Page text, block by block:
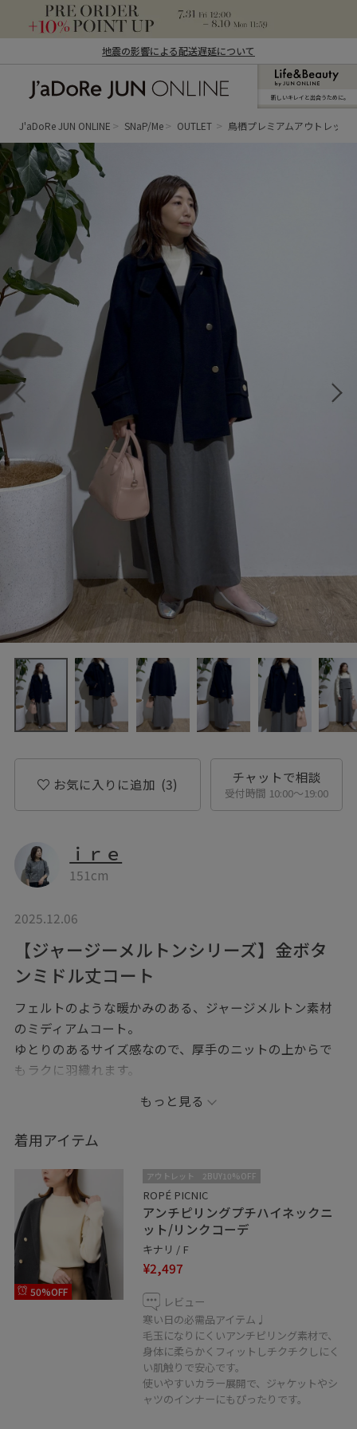
地震の影響による配送遅延について
ン オンライン）
新しいキレイと出合うために。
J'aDoRe JUN ONLINE SNaP/Me OUTLET 鳥栖プレミアムアウトレット
お気に入りに追加 (3) チャットで相談
受付時間 10:00〜19:00
ｉｒｅ
151cm
2025.12.06
【ジャージーメルトンシリーズ】金ボタ
ンミドル丈コート
フェルトのような暖かみのある、ジャージメルトン素材
のミディアムコート。
ゆとりのあるサイズ感なので、厚手のニットの上からで
もラクに羽織れます。
ピースや通勤スタイルにもぴったり。
ボタンを上まで留めるとスタンドカラーになるので、首
周りも暖かで防寒性もばっちりです♩
低身長の方、下半身が気になる…
同じ悩みをお持ちの方へ
おすすめのスタイリングを紹介しています。
♡マークをタップすると
いつでもお気に入り一覧からチェックできます。
もっと見る
着用アイテム
50%OFF
アウトレット 2BUY10%OFF
ROPÉ PICNIC
アンチピリングプチハイネックニ
ット/リンクコーデ
キナリ / F
¥2,497
レビュー
寒い日の必需品アイテム♩
毛玉になりにくいアンチピリング素材で、
身体に柔らかくフィットしチクチクしにく
い肌触りで安心です。
使いやすいカラー展開で、ジャケットやシ
ャツのインナーにもぴったりです。